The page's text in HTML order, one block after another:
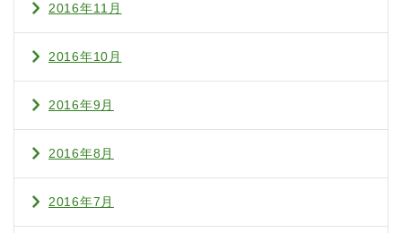
2016年11月
2016年10月
2016年9月
2016年8月
2016年7月